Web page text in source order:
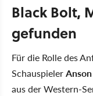
Black Bolt,
gefunden
Für die Rolle des
Schauspieler
aus der Western-